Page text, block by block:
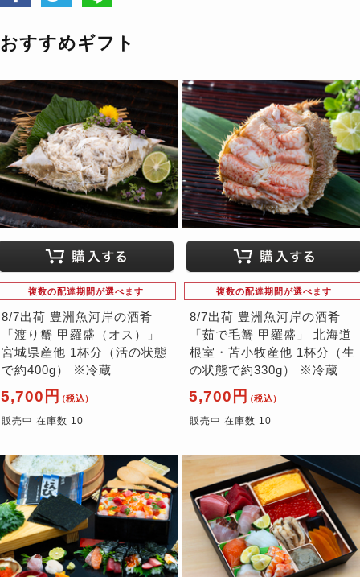
おすすめギフト
複数の配達期間が選べます
8/7出荷 豊洲魚河岸の酒肴
「渡り蟹 甲羅盛（オス）」
宮城県産他 1杯分（活の状態
で約400g） ※冷蔵
5,700円 （税込）
販売中 在庫数 10
複数の配達期間が選べます
8/7出荷 豊洲魚河岸の酒肴
「茹で毛蟹 甲羅盛」 北海道
根室・苫小牧産他 1杯分（生
の状態で約330g） ※冷蔵
5,700円 （税込）
販売中 在庫数 10